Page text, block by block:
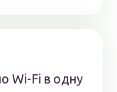
Wi-Fi в одну